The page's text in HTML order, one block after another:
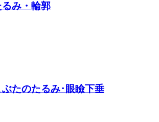
るみ・輪郭
たのたるみ･眼瞼下垂